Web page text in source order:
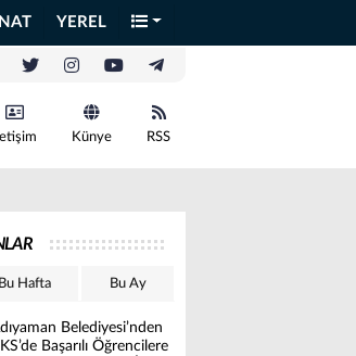
YEREL
Künye RSS
Bu Hafta Bu Ay
Belediyesi’nden
Başarılı Öğrencilere